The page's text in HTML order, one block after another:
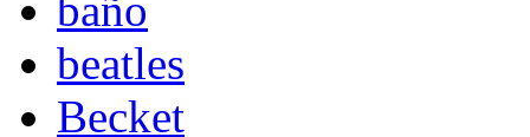
baño
beatles
Becket